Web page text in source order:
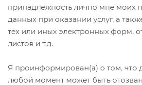
принадлежность лично мне моих
данных при оказании услуг, а
тех или иных электронных форм,
листов и т.д.
Я проинформирован(а) о том, что
любой момент может быть